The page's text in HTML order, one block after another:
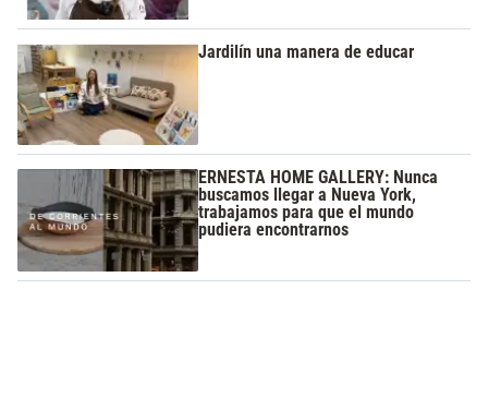
Jardilín una manera de educar
ERNESTA HOME GALLERY: Nunca
buscamos llegar a Nueva York,
trabajamos para que el mundo
pudiera encontrarnos